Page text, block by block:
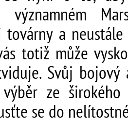
významném
továrny a
totiž může
Svůj
ze
se do